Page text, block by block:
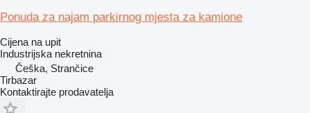
Ponuda za najam parkirnog mjesta za kamione
Cijena na upit
Industrijska nekretnina
Češka, Strančice
Tirbazar
Kontaktirajte prodavatelja